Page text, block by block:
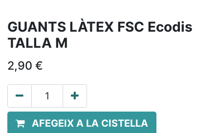
GUANTS LÀTEX FSC Ecodis
TALLA M
2,90 €
AFEGEIX A LA CISTELLA